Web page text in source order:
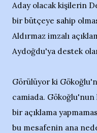
Aday olacak kişilerin
bir bütçeye sahip
Aldırmaz imzalı
Aydoğdu'ya destek
Görülüyor ki
camiada.
bir açıklama
bu mesafenin ana